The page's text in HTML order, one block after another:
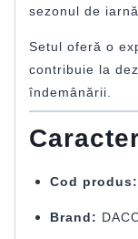
sezonul de iarnă.
Setul oferă o
contribuie la
îndemânării.
Cod produs:
Brand: